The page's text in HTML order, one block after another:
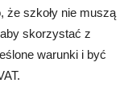
że szkoły nie muszą
skorzystać z
warunki i być